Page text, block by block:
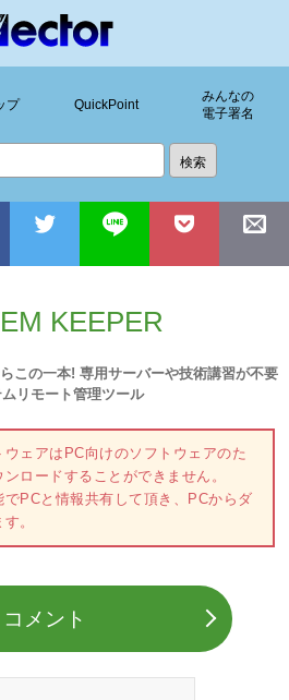
プ QuickPoint
みんなの
電子署名
KEEPER
この一本! 専用サーバーや技術講習が不要
リモート管理ツール
ェアはPC向けのソフトウェアのた
ロードすることができません。
PCと情報共有して頂き、PCからダ
。
コメント